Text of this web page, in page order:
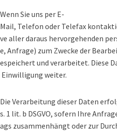
Wenn Sie uns per E-
Mail, Telefon oder Telefax
ve aller daraus hervorgehenden
e, Anfrage) zum Zwecke der
espeichert und verarbeitet. Diese
Einwilligung weiter.
Die Verarbeitung dieser Daten
s. 1 lit. b DSGVO, sofern Ihre
ags zusammenhängt oder zur